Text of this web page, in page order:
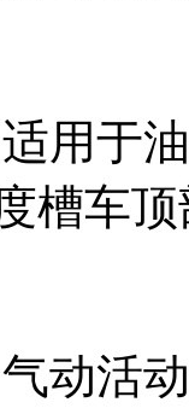
用于
槽车
动活